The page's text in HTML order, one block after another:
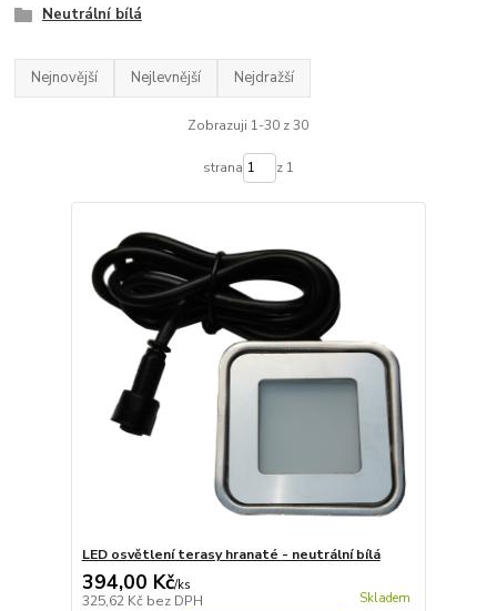
Neutrální bílá
Nejnovější Nejlevnější Nejdražší
Zobrazuji 1-30 z 30
strana z 1
LED osvětlení terasy hranaté - neutrální bílá
394,00 Kč/ks
325,62 Kč bez DPH Skladem